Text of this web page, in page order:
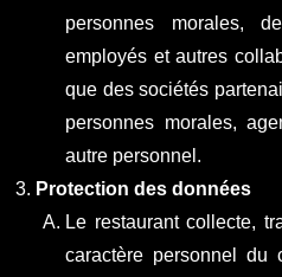
personnes morales,
employés et autres
que des sociétés
personnes morales,
autre personnel.
Protection des données
Le restaurant collecte,
caractère personnel du